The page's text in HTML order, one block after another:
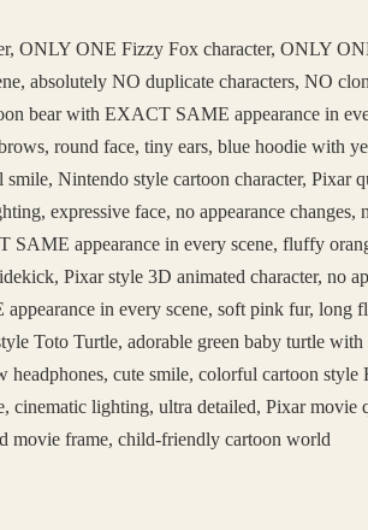
ONLY ONE Fizzy Fox character, ONLY
absolutely NO duplicate characters, NO
bear with EXACT SAME appearance in
round face, tiny ears, blue hoodie with
smile, Nintendo style cartoon character, Pixar
expressive face, no appearance changes,
appearance in every scene, fluffy
Pixar style 3D animated character, no
in every scene, soft pink fur, long
Toto Turtle, adorable green baby turtle
headphones, cute smile, colorful cartoon
cinematic lighting, ultra detailed, Pixar movie
movie frame, child-friendly cartoon world